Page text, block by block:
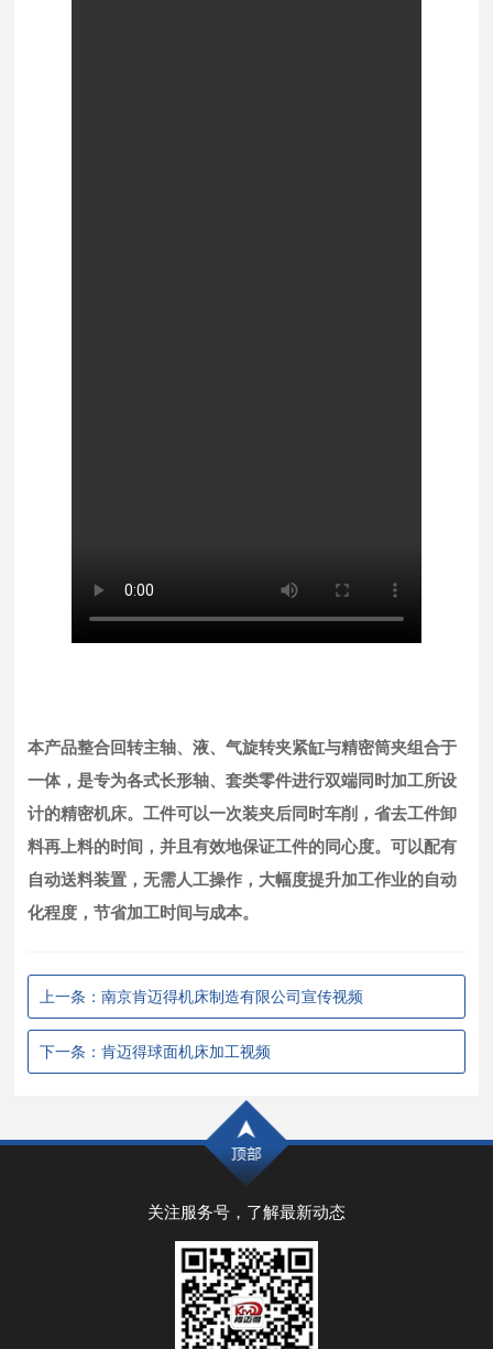
本产品整合回转主轴、液、气旋转夹紧缸与精密筒夹组合于
一体，是专为各式长形轴、套类零件进行双端同时加工所设
计的精密机床。工件可以一次装夹后同时车削，省去工件卸
料再上料的时间，并且有效地保证工件的同心度。可以配有
自动送料装置，无需人工操作，大幅度提升加工作业的自动
化程度，节省加工时间与成本。
上一条：南京肯迈得机床制造有限公司宣传视频
下一条：肯迈得球面机床加工视频
关注服务号，了解最新动态